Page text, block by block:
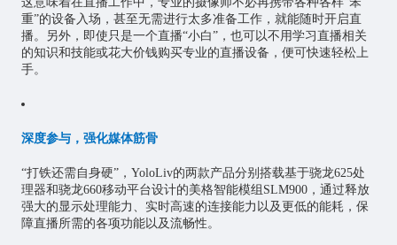
重”的设备入场，甚至无需进行太多准备工作，就能随时开启直
播。另外，即使只是一个直播“小白”，也可以不用学习直播相关
的知识和技能或花大价钱购买专业的直播设备，便可快速轻松上
手。
深度参与，强化媒体筋骨
“打铁还需自身硬”，YoloLiv的两款产品分别搭载基于骁龙625处
理器和骁龙660移动平台设计的美格智能模组SLM900，通过释放
强大的显示处理能力、实时高速的连接能力以及更低的能耗，保
障直播所需的各项功能以及流畅性。